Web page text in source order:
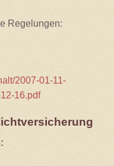
Regelungen:
2007-01-11-
16.pdf